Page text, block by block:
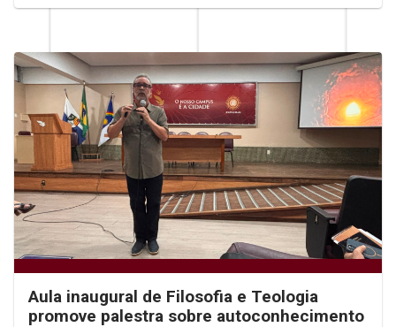
Aula inaugural de Filosofia e Teologia
promove palestra sobre autoconhecimento